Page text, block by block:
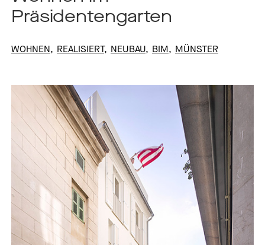
Präsidentengarten
WOHNEN REALISIERT NEUBAU BIM MÜNSTER